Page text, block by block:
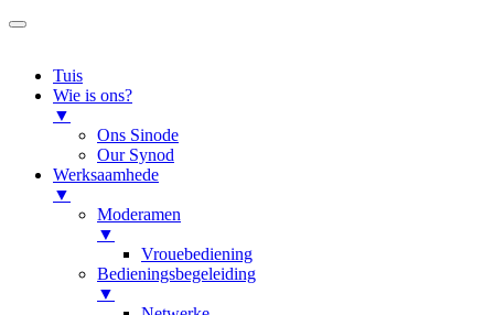
Tuis
Wie is ons?
▼
Ons Sinode
Our Synod
Werksaamhede
▼
Moderamen
▼
Vrouebediening
Bedieningsbegeleiding
▼